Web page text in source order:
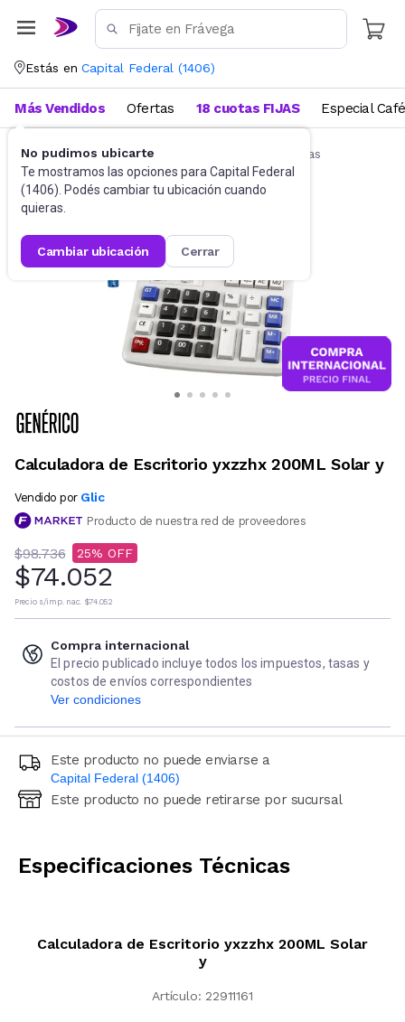
Estás en Capital Federal (1406)
No pudimos ubicarte
Te mostramos las opciones para Capital Federal
(1406). Podés cambiar tu ubicación cuando
quieras.
cambiar ubicación cerrar
Más Vendidos Ofertas 18 cuotas FIJAS Especial Café
Artículos de Librería y Papelería Calculadoras
Calculadora de Escritorio yxzzhx 200ML Solar y
Vendido por Glic
Producto de nuestra red de proveedores
$98.736 25
$74.052
Precio s/imp. nac. $74.052
Compra internacional
El precio publicado incluye todos los impuestos, tasas y
costos de envíos correspondientes
Ver condiciones
Este producto no puede enviarse a
Capital Federal (1406)
Ingresá código postal (sólo números)
Este producto no puede retirarse por sucursal
Especificaciones Técnicas
Calculadora de Escritorio yxzzhx 200ML Solar
y
Artículo: 22911161